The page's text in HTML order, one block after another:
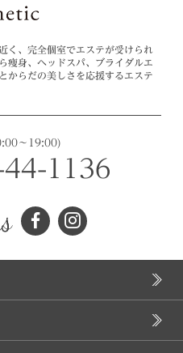
く、完全個室でエステが受けられ
痩身、ヘッドスパ、ブライダルエ
からだの美しさを応援するエステ
～19:00)
1136